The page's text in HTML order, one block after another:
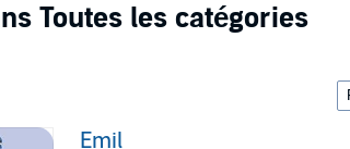
Toutes les catégories
Emil